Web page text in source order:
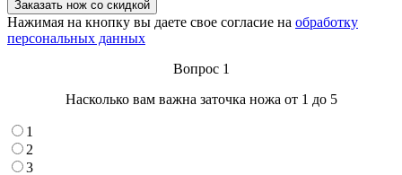
Нажимая на кнопку вы даете свое согласие на обработку
персональных данных
Вопрос 1
Насколько вам важна заточка ножа от 1 до 5
1
2
3